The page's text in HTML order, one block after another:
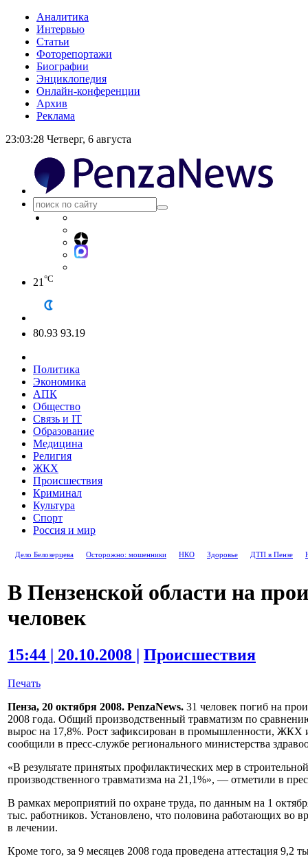
Аналитика
Интервью
Статьи
Фоторепортажи
Биографии
Энциклопедия
Онлайн-конференции
Архив
Реклама
23:03:28 Четверг, 6 августа
21 °C
80.93 93.19
Политика
Экономика
АПК
Общество
Связь и IT
Образование
Медицина
Религия
ЖКХ
Происшествия
Криминал
Культура
Спорт
Россия и мир
Дело Белозерцева Осторожно: мошенники НКО Здоровье ДТП в Пензе
В Пензенской области на
человек
15:44 | 20.10.2008 | Происшествия
Печать
Пенза, 20 октября 2008. PenzaNews. 31 человек погиб на
2008 года. Общий производственный травматизм по
вырос на 17,8%. Рост зафиксирован в промышленности, ЖКХ
сообщили в пресс-службе регионального министерства
«В результате принятых профилактических мер в
производственного травматизма на 21,1%», — отметили в
В рамках мероприятий по охране труда, по данным на 1
тыс. работников. Установлено, что половина работающих во
в лечении.
Кроме того, за 9 месяцев 2008 года проведена аттестация 9,2